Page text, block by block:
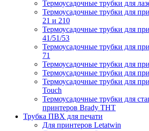
Термоусадочные трубки для
Термоусадочные трубки для
21 и 210
Термоусадочные трубки для
41/51/53
Термоусадочные трубки для
71
Термоусадочные трубки для
Термоусадочные трубки для
Термоусадочные трубки для
Touch
Термоусадочные трубки для
принтеров Brady THT
Трубка ПВХ для печати
Для принтеров Letatwin